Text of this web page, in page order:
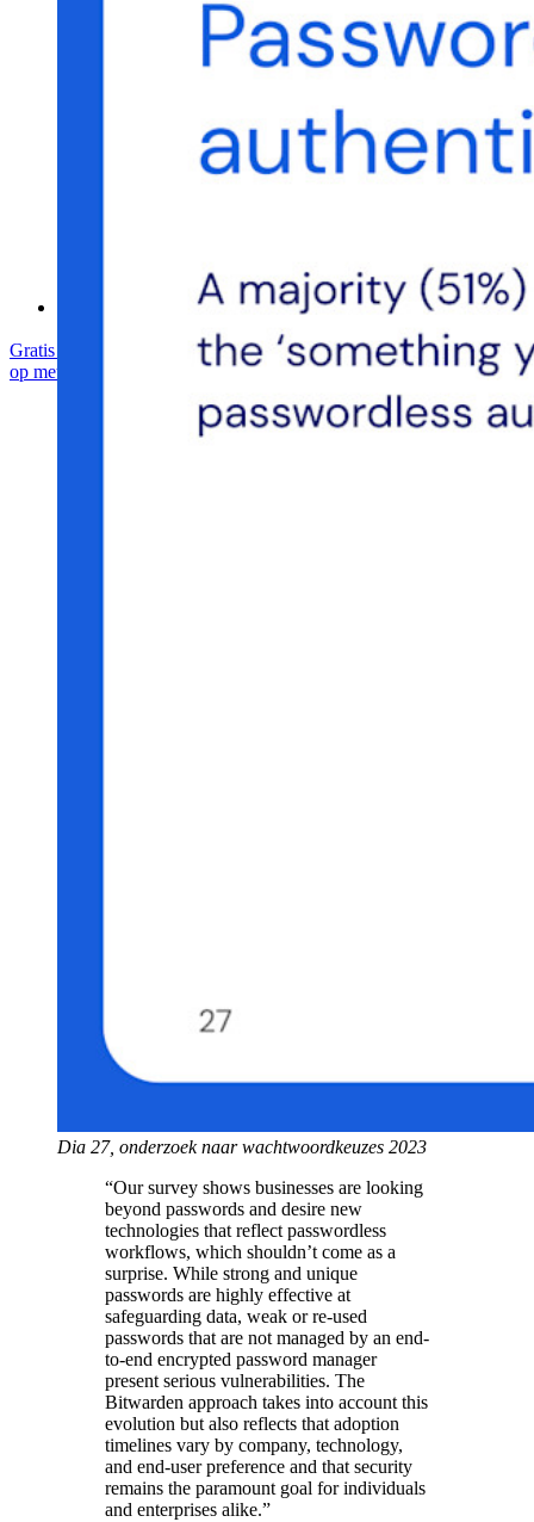
Bug bounty-programma
Open Source Security Summit
Gratis starten Gratis startenNeem contact op met SalesNeem contact
op met Sales
Inloggen
Dia 27, onderzoek naar wachtwoordkeuzes 2023
“Our survey shows businesses are looking
beyond passwords and desire new
technologies that reflect passwordless
workflows, which shouldn’t come as a
surprise. While strong and unique
passwords are highly effective at
safeguarding data, weak or re-used
passwords that are not managed by an end-
to-end encrypted password manager
present serious vulnerabilities. The
Bitwarden approach takes into account this
evolution but also reflects that adoption
timelines vary by company, technology,
and end-user preference and that security
remains the paramount goal for individuals
and enterprises alike.”